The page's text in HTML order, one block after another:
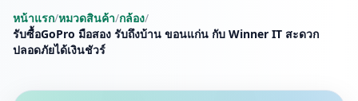
หน้าแรก/หมวดสินค้า/กล้อง/
รับซื้อGoPro มือสอง รับถึงบ้าน ขอนแก่น กับ Winner IT สะดวก
ปลอดภัยได้เงินชัวร์